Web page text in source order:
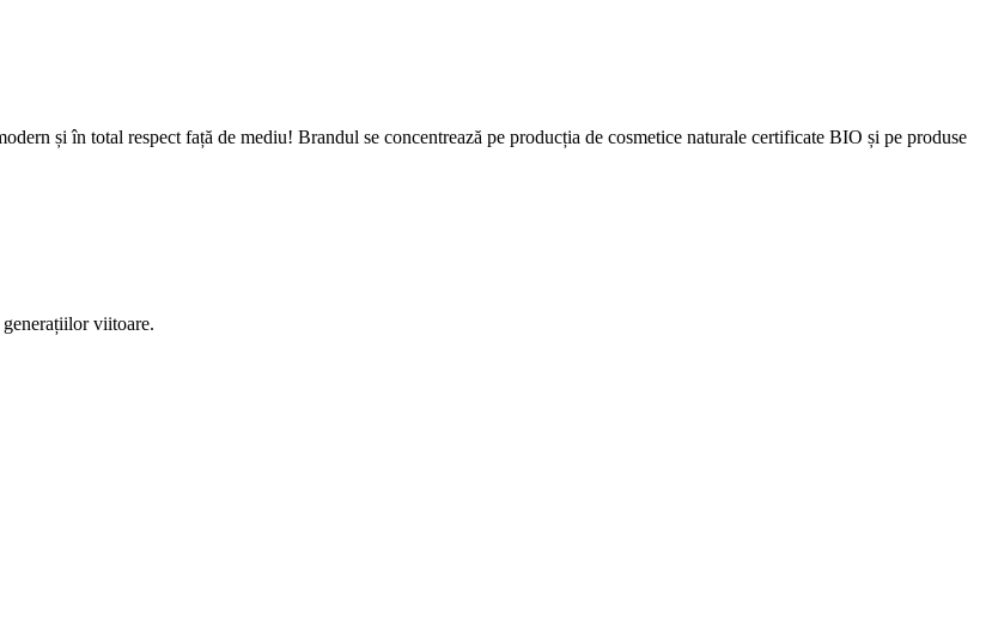
și în total respect față de mediu! Brandul se concentrează pe producția de cosmetice naturale certificate BIO și pe produse
viitoare.